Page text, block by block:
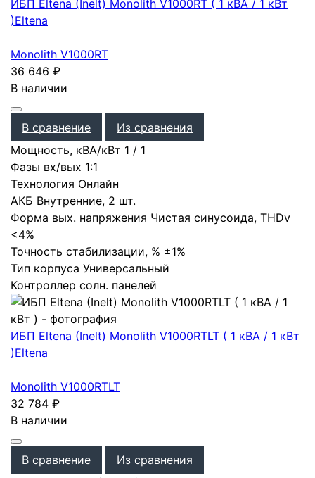
ИБП Eltena (Inelt) Monolith V1000RT ( 1 кВА / 1 кВт
)Eltena
Monolith V1000RT
36 646 ₽
В наличии
В сравнение
Из сравнения
Мощность, кВА/кВт 1 / 1
Фазы вх/вых 1:1
Технология Онлайн
АКБ Внутренние, 2 шт.
Форма вых. напряжения Чистая синусоида, THDv
<4%
Точность стабилизации, % ±1%
Тип корпуса Универсальный
Контроллер солн. панелей
ИБП Eltena (Inelt) Monolith V1000RTLT ( 1 кВА / 1 кВт
)Eltena
Monolith V1000RTLT
32 784 ₽
В наличии
В сравнение
Из сравнения